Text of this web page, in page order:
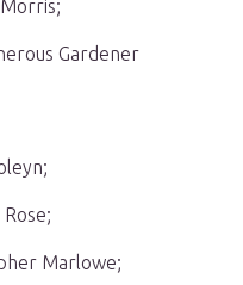
Gardener
Rose;
Marlowe;